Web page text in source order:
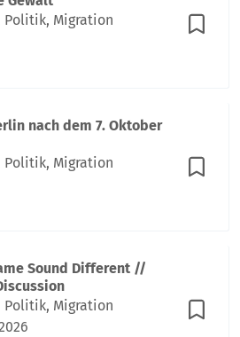
Politik, Migration
nach dem 7. Oktober
Politik, Migration
Sound Different //
Politik, Migration